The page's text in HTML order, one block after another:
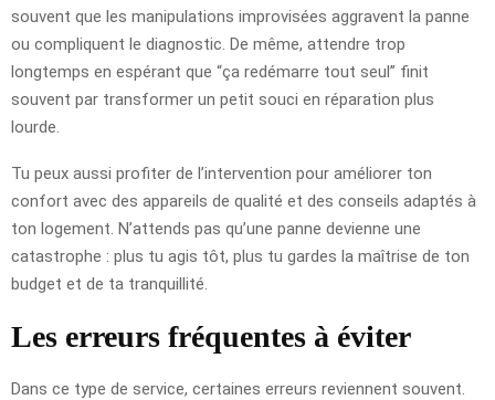
souvent que les manipulations improvisées aggravent la panne
ou compliquent le diagnostic. De même, attendre trop
longtemps en espérant que “ça redémarre tout seul” finit
souvent par transformer un petit souci en réparation plus
lourde.
Tu peux aussi profiter de l’intervention pour améliorer ton
confort avec des appareils de qualité et des conseils adaptés à
ton logement. N’attends pas qu’une panne devienne une
catastrophe : plus tu agis tôt, plus tu gardes la maîtrise de ton
budget et de ta tranquillité.
Les erreurs fréquentes à éviter
Dans ce type de service, certaines erreurs reviennent souvent.